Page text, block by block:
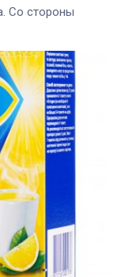
Со стороны